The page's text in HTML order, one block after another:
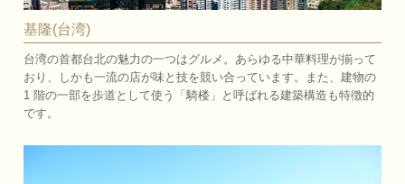
基隆(台湾)
台湾の首都台北の魅力の一つはグルメ。あらゆる中華料理が揃って
おり、しかも一流の店が味と技を競い合っています。また、建物の
1 階の一部を歩道として使う「騎楼」と呼ばれる建築構造も特徴的
です。